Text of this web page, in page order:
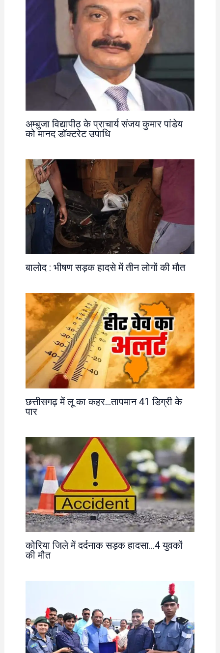
अम्बुजा विद्यापीठ के प्राचार्य संजय कुमार पांडेय
को मानद डॉक्टरेट उपाधि
बालोद : भीषण सड़क हादसे में तीन लोगों की मौत
छत्तीसगढ़ में लू का कहर…तापमान 41 डिग्री के
पार
कोरिया जिले में दर्दनाक सड़क हादसा…4 युवकों
की मौत